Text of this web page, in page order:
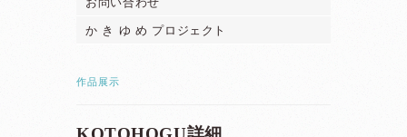
か き ゆ め プロジェクト
作品展示